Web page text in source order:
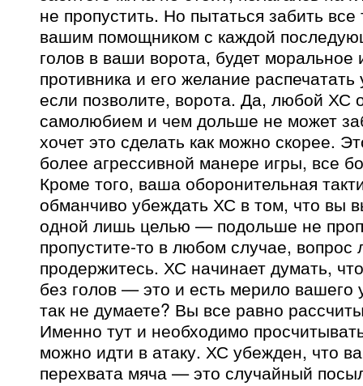
не пропустить. Но пытаться забить все
вашим помощником с каждой
голов в ваши ворота, будет моральное
противника и его желание
если позволите, ворота. Да, любой ХС
самолюбием и чем дольше не может
хочет это сделать как можно скорее.
более агрессивной манере игры, все
Кроме того, ваша оборонительная
обманчиво убеждать ХС в том, что вы
одной лишь целью — подольше не
пропустите-то в любом случае, вопрос
продержитесь. ХС начинает думать,
без голов — это и есть мерило вашего
так не думаете? Вы все равно
Именно тут и необходимо
можно идти в атаку. ХС убежден, что
перехвата мяча — это случайный